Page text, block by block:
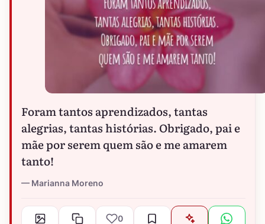
Foram tantos aprendizados, tantas
alegrias, tantas histórias. Obrigado, pai e
mãe por serem quem são e me amarem
tanto!
Marianna Moreno
0